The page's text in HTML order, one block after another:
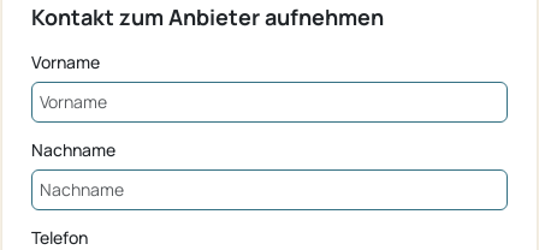
Kontakt zum Anbieter aufnehmen
Vorname
Nachname
Telefon